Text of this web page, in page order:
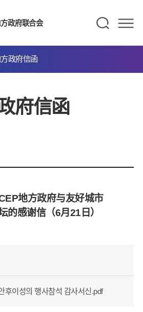
政府联合会
政府信函
府信函
地方政府与友好城市
的感谢信（6月21日）
후이성의 행사참석 감사서신.pdf